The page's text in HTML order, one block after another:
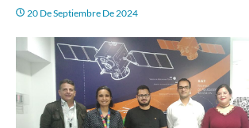
20 De Septiembre De 2024